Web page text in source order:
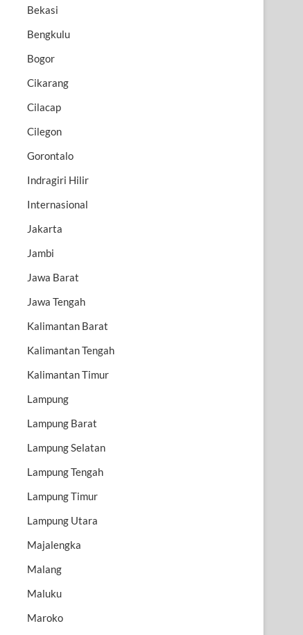
Bekasi
Bengkulu
Bogor
Cikarang
Cilacap
Cilegon
Gorontalo
Indragiri Hilir
Internasional
Jakarta
Jambi
Jawa Barat
Jawa Tengah
Kalimantan Barat
Kalimantan Tengah
Kalimantan Timur
Lampung
Lampung Barat
Lampung Selatan
Lampung Tengah
Lampung Timur
Lampung Utara
Majalengka
Malang
Maluku
Maroko